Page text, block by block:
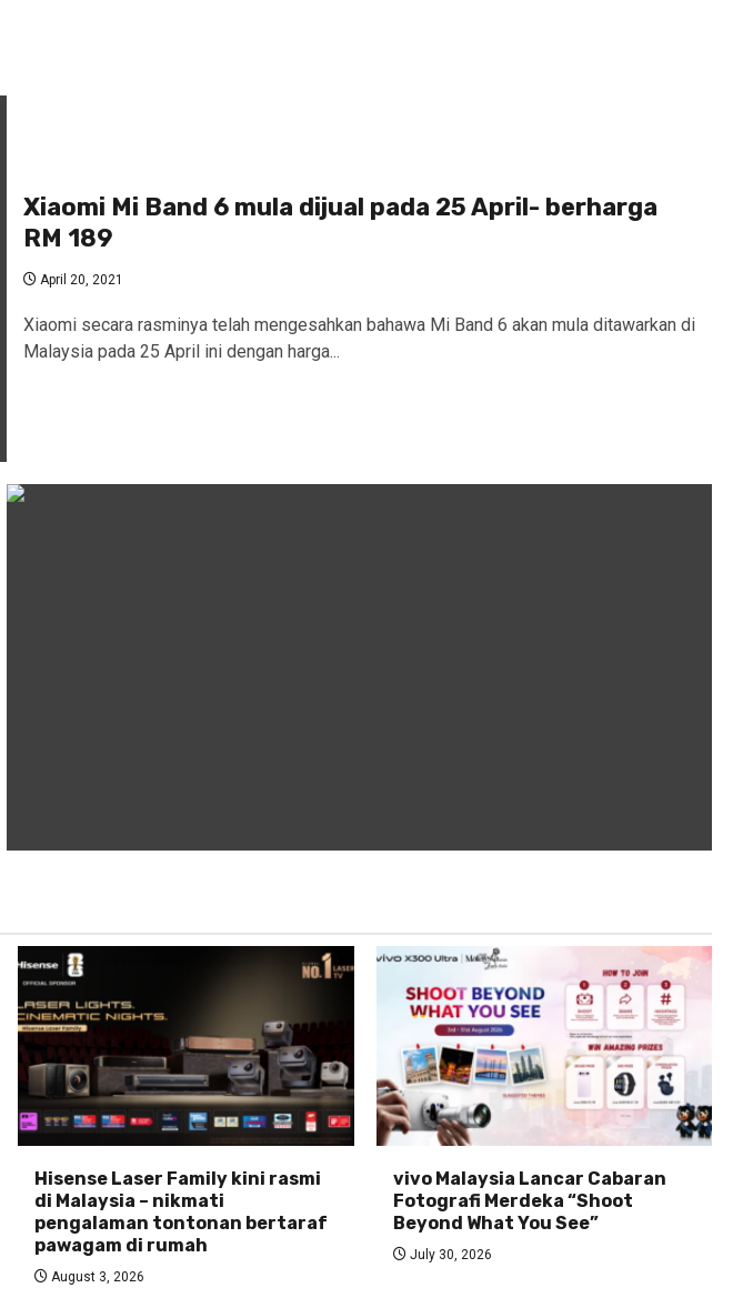
Xiaomi Mi Band 6 mula dijual pada 25 April- berharga
RM 189
April 20, 2021
Xiaomi secara rasminya telah mengesahkan bahawa Mi Band 6 akan mula ditawarkan di
Malaysia pada 25 April ini dengan harga...
Hisense Laser Family kini rasmi
di Malaysia – nikmati
pengalaman tontonan bertaraf
pawagam di rumah
August 3, 2026
vivo Malaysia Lancar Cabaran
Fotografi Merdeka “Shoot
Beyond What You See”
July 30, 2026